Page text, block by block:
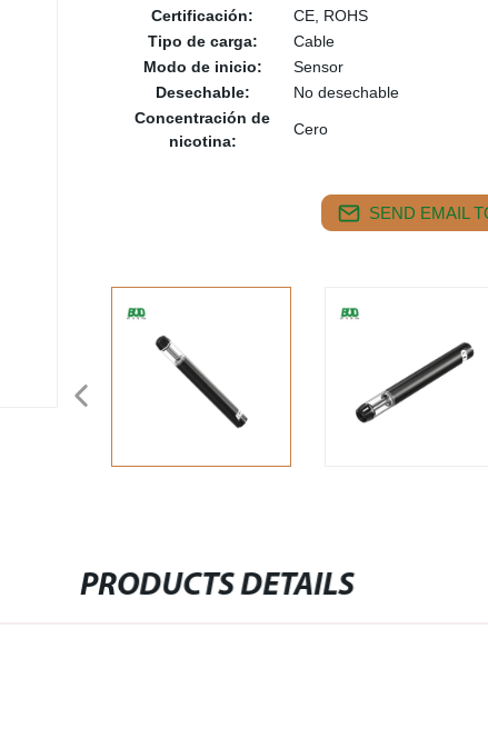
Certificación:
CE, ROHS
Tipo de carga:
Cable
Modo de inicio:
Sensor
Desechable:
No desechable
Concentración de
nicotina:
Cero
SEND EMAIL
PRODUCTS DETAILS